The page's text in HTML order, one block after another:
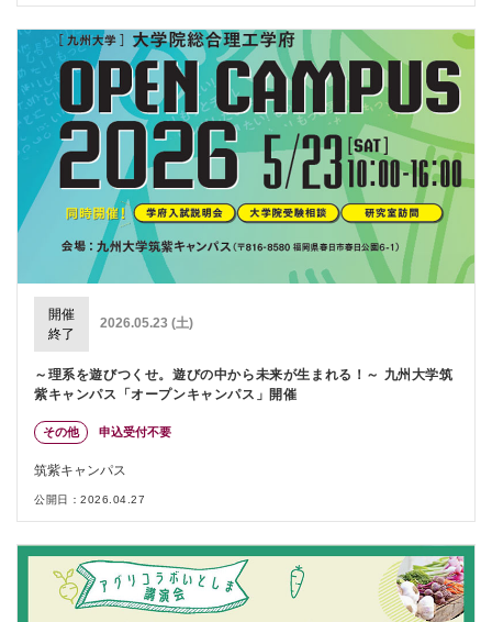
開催
終了
2026.05.23 (土)
～理系を遊びつくせ。遊びの中から未来が生まれる！～ 九州大学筑
紫キャンパス「オープンキャンパス」開催
その他 申込受付不要
筑紫キャンパス
公開日：2026.04.27